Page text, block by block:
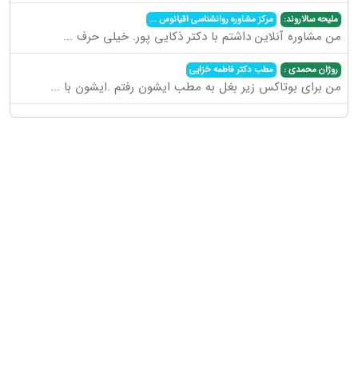
ملیحه سالاروند: مرکز مشاوره روانشناسی اقیانوس...
من مشاوره آنلاین داشتم با دکتر ذکایی پور. خیلی حرف ...
روژان محمدی : مطب دکتر فاطمه خزایی
من برای بوتاکس زیر بغل به مطب ایشون رفتم .ایشون با ...